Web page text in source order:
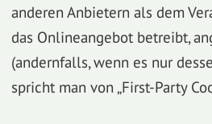
anderen Anbietern als dem
das Onlineangebot betreibt,
(andernfalls, wenn es nur
spricht man von „First-Party